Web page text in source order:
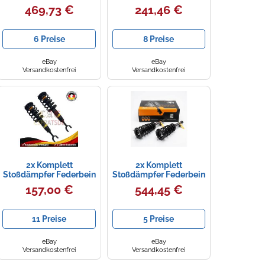
Satz Vorne für VW Polo
17- 1.5TSI-2.0GTI Sport
469,73 €
6 Preise
eBay
Versandkostenfrei
241,46 €
8 Preise
eBay
Versandkostenfrei
2x Komplett
Stoßdämpfer Federbein
Satz Vorne für Audi A6
Quattro 1997- 2.5 V6TDi
157,00 €
11 Preise
eBay
Versandkostenfrei
2x Komplett
Stoßdämpfer Federbein
Satz Vorne für
PajeroSPORT 3
544,45 €
5 Preise
eBay
Versandkostenfrei